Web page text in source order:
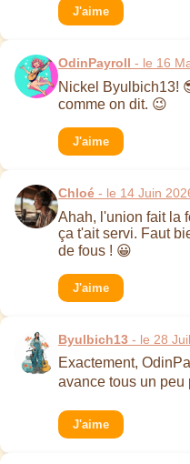
J'aime
OdinPayroll - le 16
Nickel Byulbich13!
comme on dit. 😉
J'aime
Chloé - le 14 Juin
Ahah, l'union fait la
ça t'ait servi. Faut
de fous ! 😀
J'aime
Byulbich13 - le 28
Exactement,
avance tous un peu
J'aime